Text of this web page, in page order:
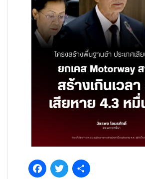
FacebookTwitter